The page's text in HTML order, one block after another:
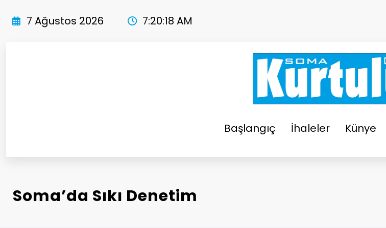
atla
7 Ağustos 2026 7:20:19 AM
Başlangıç İhaleler Künye
Soma’da Sıkı Denetim